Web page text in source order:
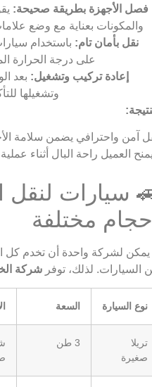
فصل الأجهزة بطريقة صحيحة:
والمكونات بعناية مع وضع
نقل بأمان تام: باستخدام
على درجة الحرارة
إعادة تركيب وتشغيل: بعد
وتشغيلها
آمن واحترافي يضمن سلامة
العميل راحة البال أثناء
سيارات لنقل
مختلفة
يمكن لشركة واحدة أن تخدم كل
السيارات. لذلك، توفر شركة
نوع السيارة السعة
تريلا
صغيرة
3 طن